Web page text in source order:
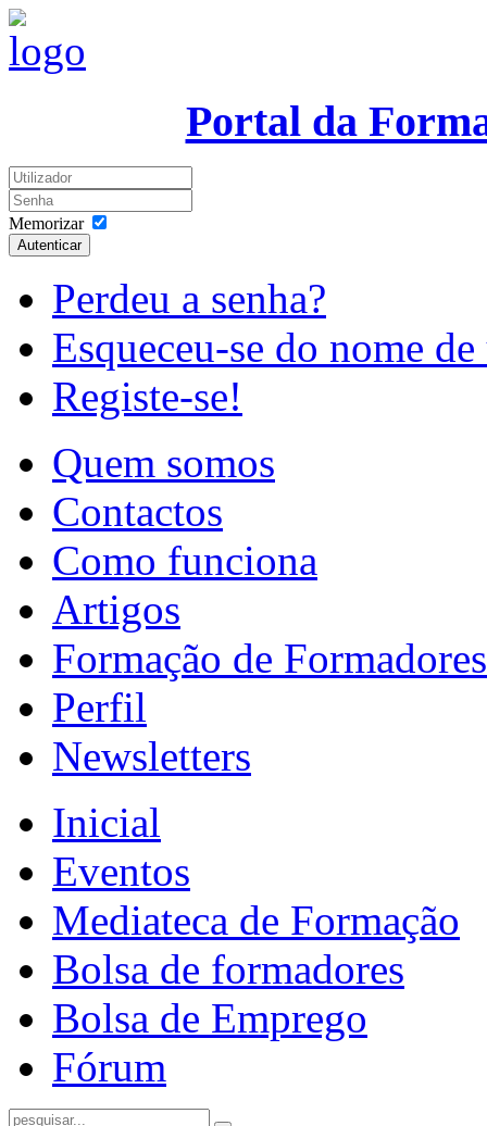
Portal da
Memorizar
Autenticar
Perdeu a senha?
Esqueceu-se do nome
Registe-se!
Quem somos
Contactos
Como funciona
Artigos
Formação de Formadores
Perfil
Newsletters
Inicial
Eventos
Mediateca de Formação
Bolsa de formadores
Bolsa de Emprego
Fórum